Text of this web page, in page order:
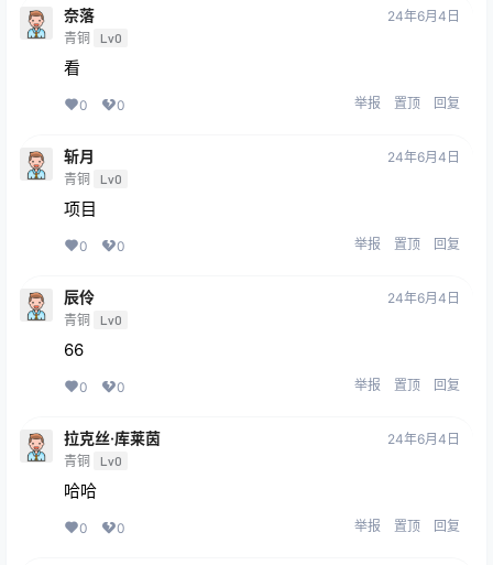
奈落
青铜 Lv0
24年6月4日
看
0 0 举报 置顶 回复
斩月
青铜 Lv0
24年6月4日
项目
0 0 举报 置顶 回复
辰伶
青铜 Lv0
24年6月4日
66
0 0 举报 置顶 回复
拉克丝·库莱茵
青铜 Lv0
24年6月4日
哈哈
0 0 举报 置顶 回复